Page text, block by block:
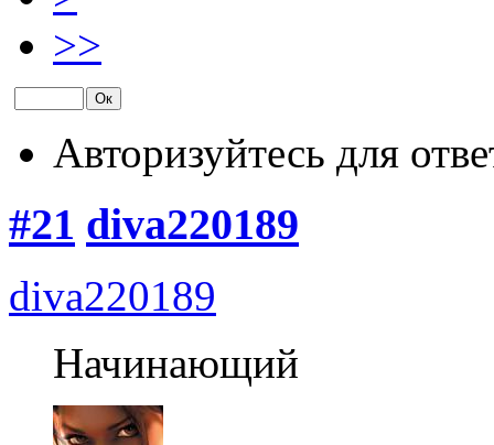
>>
Авторизуйтесь для
#21 diva220189
diva220189
Начинающий